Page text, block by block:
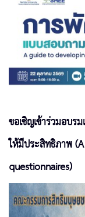
ขอเชิญเข้าร่วมอบ
ให้มีประสิทธิภาพ
questionnaires)